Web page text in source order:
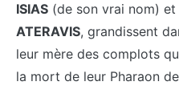
ISIAS (de son vrai nom)
ATERAVIS, grandissent
leur mère des complots
la mort de leur Pharaon